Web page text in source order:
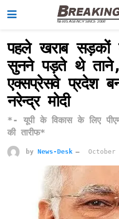
पहले खराब सड़कों
सुनने पड़ते थे
एक्सप्रेसवे प्रदेश
नरेन्द्र मोदी
*- यूपी के विकास के लिए
की तारीफ*
by News-Desk October